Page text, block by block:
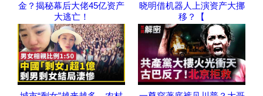
金？揭秘幕后大佬45亿资产
大逃亡！
晓明借机器人上演资产大挪
移？【